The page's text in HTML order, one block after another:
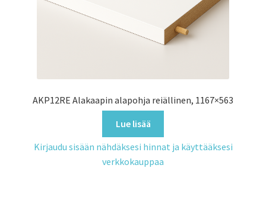
AKP12RE Alakaapin alapohja reiällinen, 1167×563
Lue lisää
Kirjaudu sisään nähdäksesi hinnat ja käyttääksesi
verkkokauppaa